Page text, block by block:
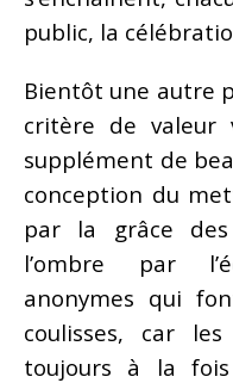
public, la
Bientôt une autre
critère de valeur
supplément de
conception du
par la grâce des
l’ombre par
anonymes qui
coulisses, car
toujours à la